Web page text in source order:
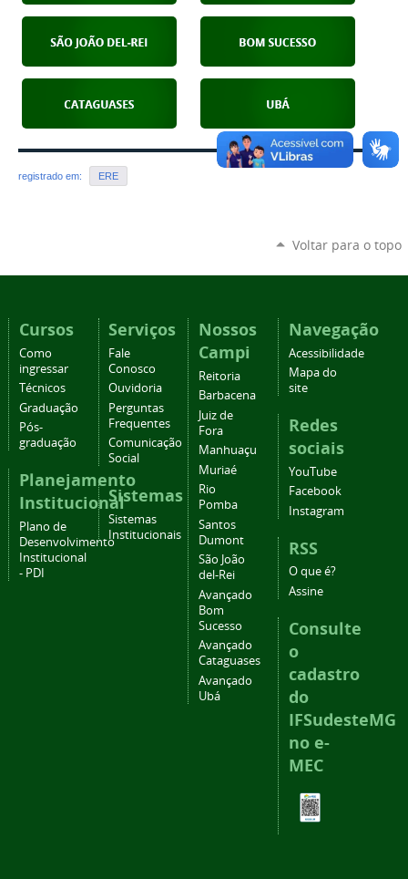
registrado em: ERE
Voltar para o topo
Cursos
Como
ingressar
Técnicos
Graduação
Pós-
graduação
Planejamento
Institucional
Plano de
Desenvolvimento
Institucional
- PDI
Serviços
Fale
Conosco
Ouvidoria
Perguntas
Frequentes
Comunicação
Social
Sistemas
Sistemas
Institucionais
Nossos
Campi
Reitoria
Barbacena
Juiz de
Fora
Manhuaçu
Muriaé
Rio
Pomba
Santos
Dumont
São João
del-Rei
Avançado
Bom
Sucesso
Avançado
Cataguases
Avançado
Ubá
Navegação
Acessibilidade
Mapa do
site
Redes
sociais
YouTube
Facebook
Instagram
RSS
O que é?
Assine
Consulte
o
cadastro
do
IFSudesteMG
no e-
MEC